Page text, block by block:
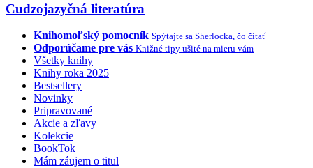
Cudzojazyčná literatúra
Knihomoľský pomocník Spýtajte sa Sherlocka, čo čítať
Odporúčame pre vás Knižné tipy ušité na mieru vám
Všetky knihy
Knihy roka 2025
Bestsellery
Novinky
Pripravované
Akcie a zľavy
Kolekcie
BookTok
Mám záujem o titul